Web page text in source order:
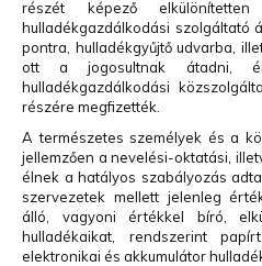
részét képező
hulladékgazdálkodási szolgáltató
pontra, hulladékgyűjtő udvarba,
ott a jogosultnak átadni,
hulladékgazdálkodási
részére megfizették.
A természetes személyek és a
jellemzően a nevelési-oktatási,
élnek a hatályos szabályozás
szervezetek mellett jelenleg
álló, vagyoni értékkel bíró,
hulladékaikat, rendszerint
elektronikai és akkumulátor